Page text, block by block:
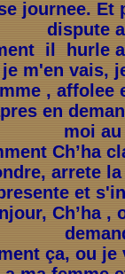
journee. Et
dispute
il hurle
je m'en vais,
, affolee
en
moi
Ch’ha
arrete
et
Ch’ha ,
ça, ou